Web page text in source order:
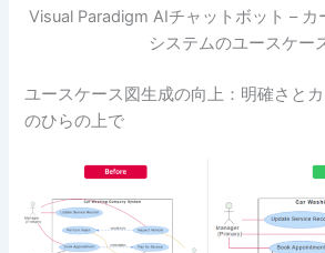
Visual Paradigm AIチャットボット –
システムのユースケー
ユースケース図生成の向上：明確さと
のひらの上で